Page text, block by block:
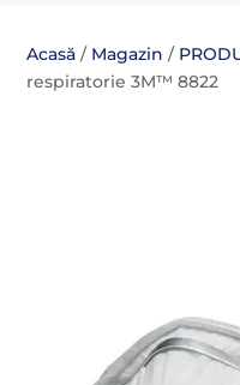
Acasă / Magazin /
respiratorie 3M™ 8822